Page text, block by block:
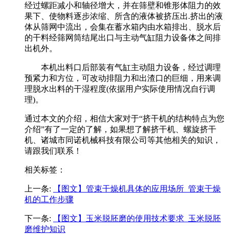
经过螺距减小和轴径增大，并在筛壁和锥形体阻力的效
果下、使物料逐步浓缩、所含的液体被挤压出.挤出的液
体从筛网中流出，会集在蓄水箱内由水箱排出、脱水后
的干料经筛网筒结尾出口与主动气缸阻力设备体之间排
出机外。
本机出料口后部装有气缸主动阻力设备，经过调理
预紧力和方位，可改动排阻力和出渣口的巨细，用来调
理脱水出料的干湿程度(依据用户实际使用情况自行调
理)。
通过本文的介绍，相信大家对于“挤干机的结构特点为您
介绍”有了一定的了解，如果想了解挤干机、螺旋挤干
机、诸城市同诺机械科技有限公司等其他相关的知识，
请跟我们联系！
相关标签：
上一条:
【图文】管束干燥机具体的应用场所_管束干燥
机的工作步骤
下一条:
【图文】玉米脱胚磨的使用技术要求_玉米脱胚
磨维护知识